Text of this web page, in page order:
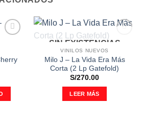
de
Añadir
lista de
deseos
SIN EXISTENCIAS
VINILOS NUEVOS
Milo J – La Vida Era Más
Corta (2 Lp Gatefold)
S/270.00
LEER MÁS